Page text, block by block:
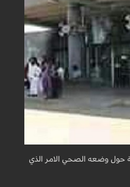
حول وضعه الصحي الامر الذي